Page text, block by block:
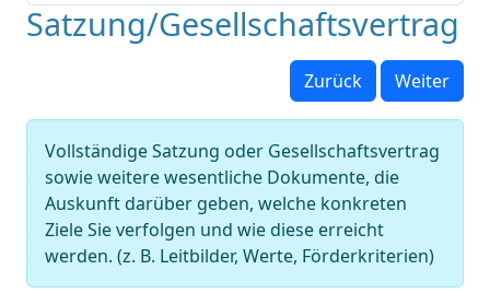
Satzung/Gesellschaftsvertrag
Zurück Weiter
Vollständige Satzung oder Gesellschaftsvertrag
sowie weitere wesentliche Dokumente, die
Auskunft darüber geben, welche konkreten
Ziele Sie verfolgen und wie diese erreicht
werden. (z. B. Leitbilder, Werte, Förderkriterien)